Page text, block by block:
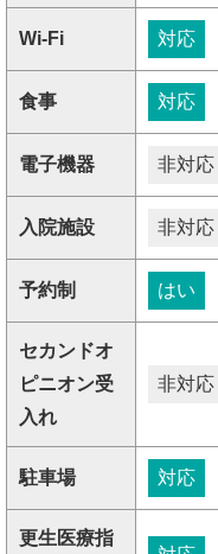
Wi-Fi 対応
食事 対応
電子機器 非対応
入院施設 非対応
予約制 はい
セカンドオ
ピニオン受
入れ
非対応
駐車場 対応
更生医療指